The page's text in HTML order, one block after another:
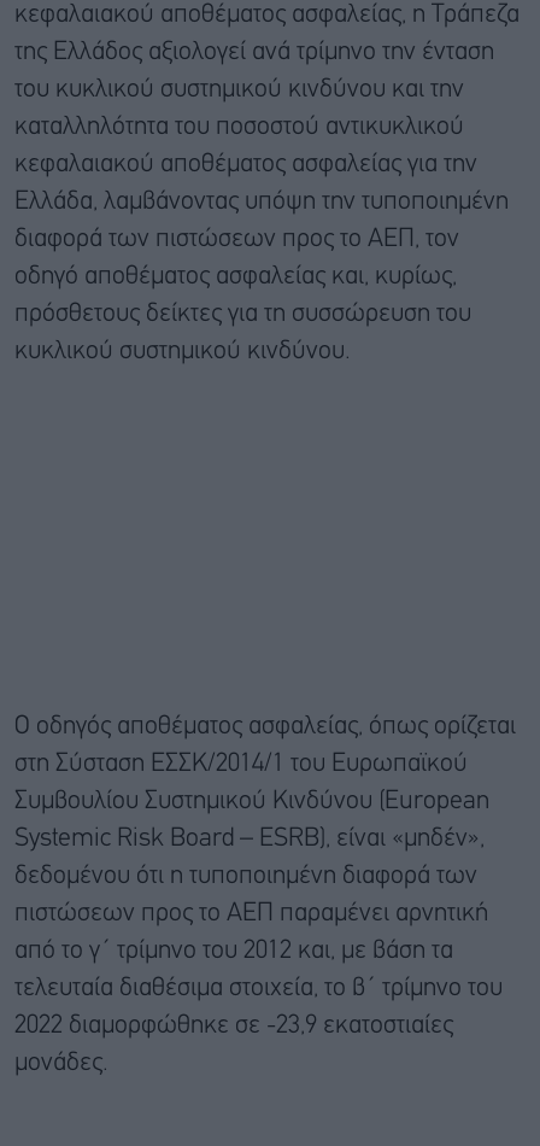
κεφαλαιακού αποθέματος ασφαλείας, η Τράπεζα
της Ελλάδος αξιολογεί ανά τρίμηνο την ένταση
του κυκλικού συστημικού κινδύνου και την
καταλληλότητα του ποσοστού αντικυκλικού
κεφαλαιακού αποθέματος ασφαλείας για την
Ελλάδα, λαμβάνοντας υπόψη την τυποποιημένη
διαφορά των πιστώσεων προς το ΑΕΠ, τον
οδηγό αποθέματος ασφαλείας και, κυρίως,
πρόσθετους δείκτες για τη συσσώρευση του
κυκλικού συστημικού κινδύνου.
Ο οδηγός αποθέματος ασφαλείας, όπως ορίζεται
στη Σύσταση ΕΣΣΚ/2014/1 του Ευρωπαϊκού
Συμβουλίου Συστημικού Κινδύνου (European
Systemic Risk Board – ESRB), είναι «μηδέν»,
δεδομένου ότι η τυποποιημένη διαφορά των
πιστώσεων προς το ΑΕΠ παραμένει αρνητική
από το γ΄ τρίμηνο του 2012 και, με βάση τα
τελευταία διαθέσιμα στοιχεία, το β΄ τρίμηνο του
2022 διαμορφώθηκε σε -23,9 εκατοστιαίες
μονάδες.